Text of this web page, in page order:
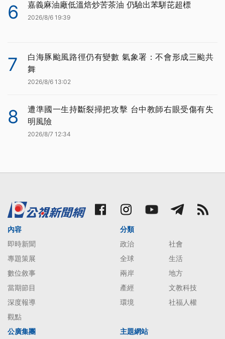
6 嘉義麻油廠低溫焙炒苦茶油 仍驗出苯駢芘超標
2026/8/6 19:39
7
白海豚颱風路徑仍有變數 氣象署：不會形成三颱共
舞
2026/8/6 13:02
8
遭準國一生持斷裂掃把攻擊 台中教師右眼受傷有失
明風險
2026/8/7 12:34
內容
即時新聞
專題策展
數位敘事
當期節目
深度報導
觀點
分類
政治
社會
全球
生活
兩岸
地方
產經
文教科技
環境
社福人權
公廣集團 主題網站